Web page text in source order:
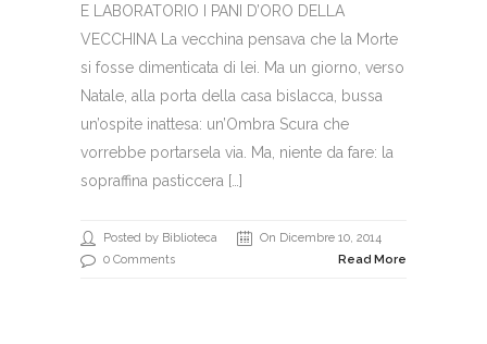
E LABORATORIO I PANI D’ORO DELLA
VECCHINA La vecchina pensava che la Morte
si fosse dimenticata di lei. Ma un giorno, verso
Natale, alla porta della casa bislacca, bussa
un’ospite inattesa: un’Ombra Scura che
vorrebbe portarsela via. Ma, niente da fare: la
sopraffina pasticcera […]
Posted by Biblioteca
On Dicembre 10, 2014
0 Comments
Read More